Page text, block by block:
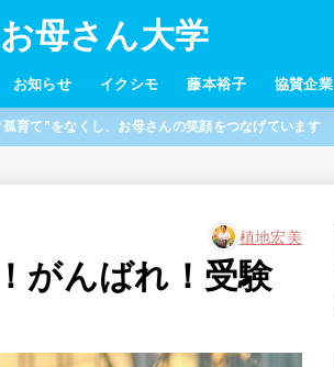
お母さん大学
お知らせ イクシモ 藤本裕子 協賛企業
育て”をなくし、お母さんの笑顔をつなげています
植地宏美
がんばれ！受験